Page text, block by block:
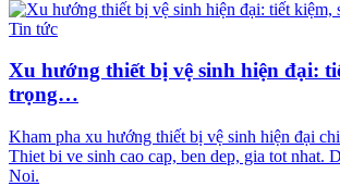
Tin tức
Xu hướng thiết bị vệ sinh hiện đại:
trọng…
Kham pha xu hướng thiết bị vệ sinh hiện đại
Thiet bi ve sinh cao cap, ben dep, gia tot nhat.
Noi.